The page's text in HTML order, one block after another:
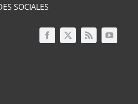
SOCIALES